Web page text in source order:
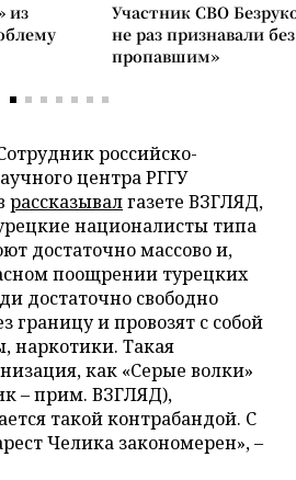
из
Участник СВО
не раз признавали
пропавшим»
российско-
центра РГГУ
рассказывалгазете ВЗГЛЯД,
националисты типа
достаточно массово и,
поощрении турецких
достаточно свободно
границу и провозят с собой
наркотики. Такая
как «Серые волки»
– прим. ВЗГЛЯД),
такой контрабандой. С
Челика закономерен», –